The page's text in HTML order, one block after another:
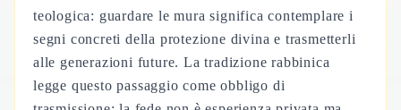
teologica: guardare le mura significa contemplare i
segni concreti della protezione divina e trasmetterli
alle generazioni future. La tradizione rabbinica
legge questo passaggio come obbligo di